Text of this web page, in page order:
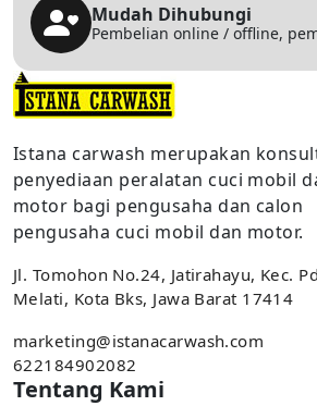
Mudah Dihubungi
Pembelian online / offline,
Istana carwash merupakan
penyediaan peralatan cuci mobil
motor bagi pengusaha dan calon
pengusaha cuci mobil dan motor.
Jl. Tomohon No.24, Jatirahayu, Kec.
Melati, Kota Bks, Jawa Barat 17414
marketing@istanacarwash.com
622184902082
Tentang Kami